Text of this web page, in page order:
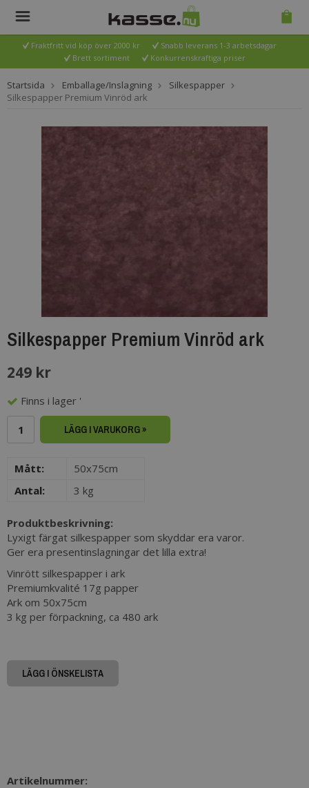
Fraktfritt vid köp över 2000 kr
Snabb leverans 1-3 arbetsdagar
Brett sortiment
Konkurrenskraftiga priser
Startsida Emballage/Inslagning
Silkespapper
Silkespapper Premium Vinröd ark
Silkespapper Premium Vinröd ark
249 kr
Finns i lager '
LÄGG I VARUKORG »
Mått:
50x75cm
Antal:
3 kg
Produktbeskrivning:
Lyxigt färgat silkespapper som skyddar era varor.
Ger era presentinslagningar det lilla extra!
Vinrött silkespapper i ark
​Premiumkvalité 17g papper
Ark om 50x75cm
3 kg per förpackning, ca 480 ark
LÄGG I ÖNSKELISTA
Artikelnummer: